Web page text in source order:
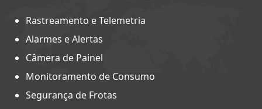
Rastreamento e Telemetria
Alarmes e Alertas
Câmera de Painel
Monitoramento de Consumo
Segurança de Frotas